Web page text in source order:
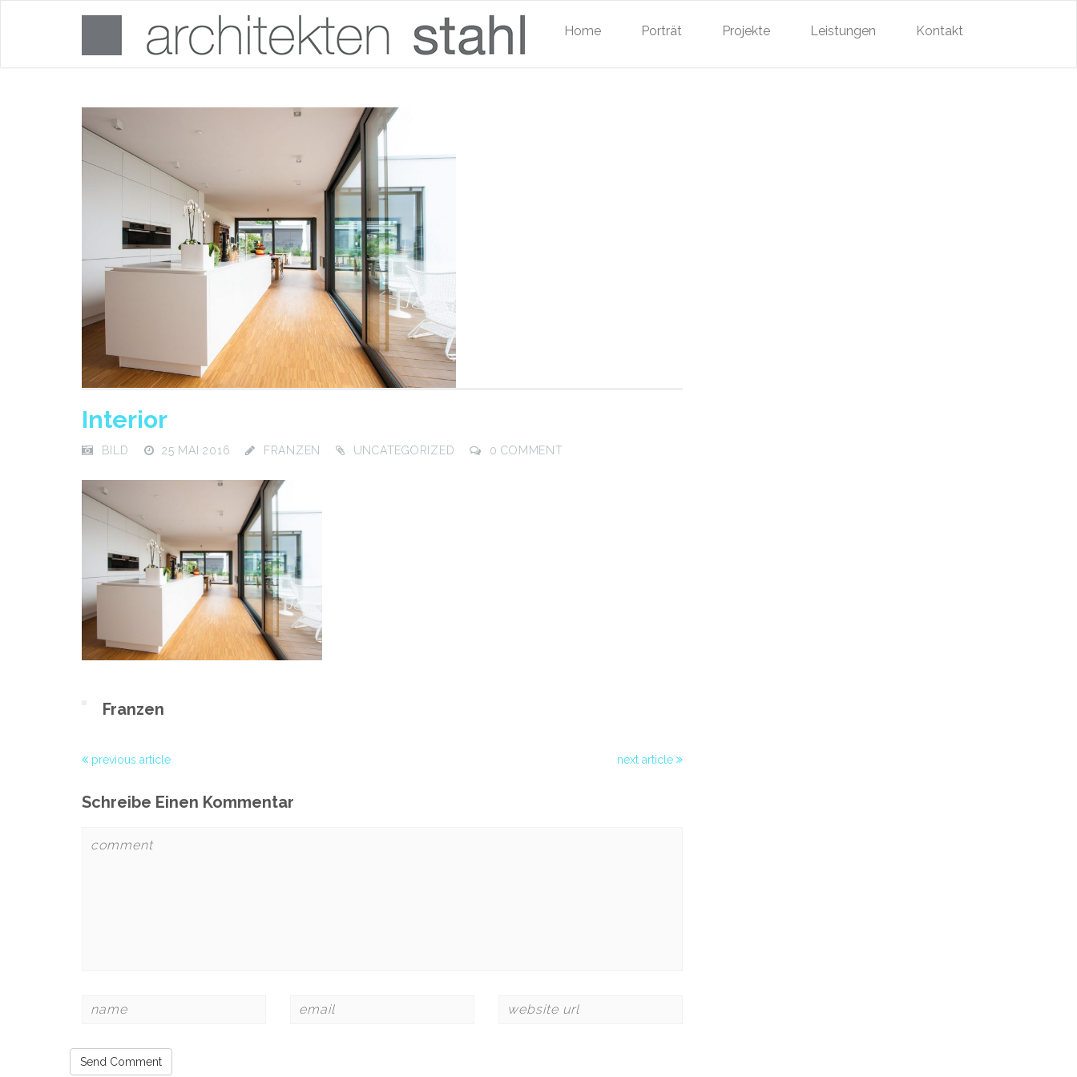
Home Porträt Projekte Leistungen Kontakt
Interior
BILD 25 MAI 2016 FRANZEN UNCATEGORIZED 0 COMMENT
Franzen
previous article next article
Schreibe Einen Kommentar